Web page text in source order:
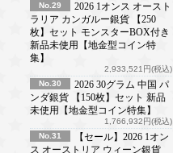
No.29
2026 1オンス オースト
ラリア カンガルー銀貨 【250
枚】セット モンスターBOX付き
新品未使用【地金型コイン特
集】
2,933,521円(税込)
No.30
2026 30グラム 中国 パ
ンダ銀貨 【150枚】セット 新品
未使用【地金型コイン特集】
1,766,932円(税込)
No.31
【セール】2026 1オン
ス オーストリア ウィーン銀貨